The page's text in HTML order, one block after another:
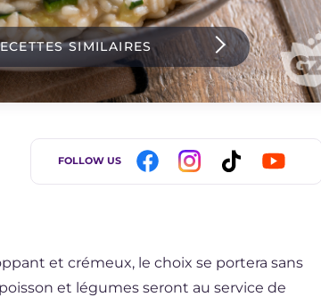
SIMILAIRES
FOLLOW US
et crémeux, le choix se portera sans
et légumes seront au service de